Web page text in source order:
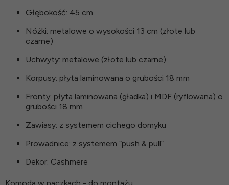
Głębokość: 45 cm
Nóżki: metalowe o wysokości 13 cm (złote lub
czarne)
Uchwyty: metalowe (złote lub czarne)
Korpusy: płyta laminowana o grubości 18 mm
Fronty: płyta laminowana (gładka) i MDF (ryflowana) o
grubości 18 mm
Zawiasy: z systemem cichego domyku
Prowadnice: z systemem “push & pull”
Dekor: Cashmere